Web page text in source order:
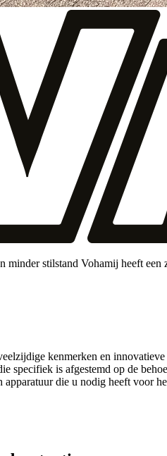
minder stilstand Vohamij heeft
kenmerken en
specifiek is afgestemd op de
apparatuur die u nodig heeft voor